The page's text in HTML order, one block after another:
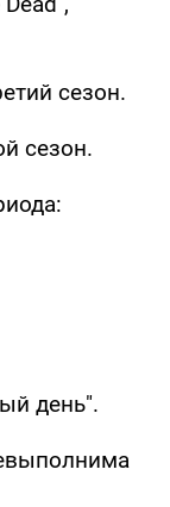
сезон.
сезон.
день".